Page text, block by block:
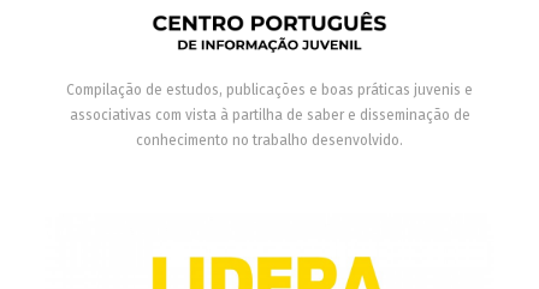
Compilação de estudos, publicações e boas práticas juvenis e
associativas com vista à partilha de saber e disseminação de
conhecimento no trabalho desenvolvido.